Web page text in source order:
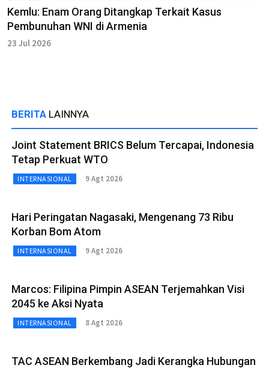
Kemlu: Enam Orang Ditangkap Terkait Kasus
Pembunuhan WNI di Armenia
23 Jul 2026
BERITA LAINNYA
Joint Statement BRICS Belum Tercapai, Indonesia
Tetap Perkuat WTO
INTERNASIONAL 9 Agt 2026
Hari Peringatan Nagasaki, Mengenang 73 Ribu
Korban Bom Atom
INTERNASIONAL 9 Agt 2026
Marcos: Filipina Pimpin ASEAN Terjemahkan Visi
2045 ke Aksi Nyata
INTERNASIONAL 8 Agt 2026
TAC ASEAN Berkembang Jadi Kerangka Hubungan